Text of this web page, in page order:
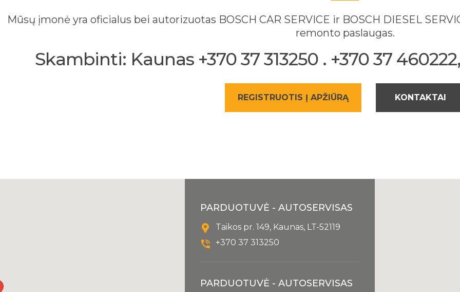
Mūsų įmonė yra oficialus bei autorizuotas BOSCH CAR SERVICE ir BOSCH DIESEL
remonto paslaugas.
Skambinti: Kaunas +370 37 313250 . +370 37
REGISTRUOTIS Į APŽIŪRĄ KONTAKTAI
PARDUOTUVĖ - AUTOSERVISAS
Taikos pr. 149, Kaunas, LT-52119
+370 37 313250
PARDUOTUVĖ - AUTOSERVISAS